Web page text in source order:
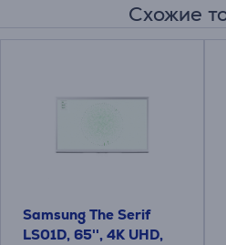
Схожие
Samsung The Serif
LS01D, 65'', 4K UHD,